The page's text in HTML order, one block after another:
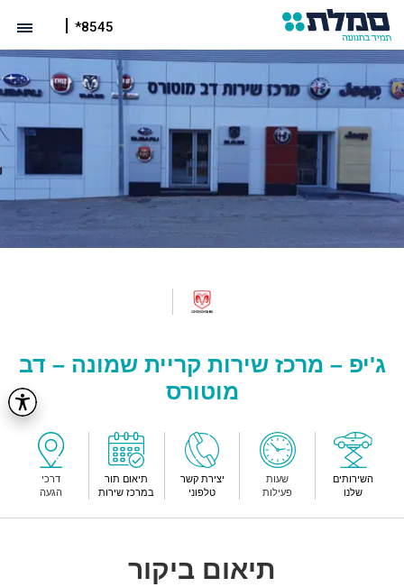
*8545
ג'יפ – מרכז שירות קריית שמונה – דב
מוטורס
השירותים
שלנו
שעות
פעילות
יצירת קשר
טלפוני
תיאום תור
במרכז שירות
דרכי
הגעה
תיאום ביקור